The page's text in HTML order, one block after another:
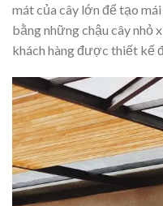
mát của cây lớn để tạo
bằng những chậu cây nhỏ
khách hàng được thiết kế